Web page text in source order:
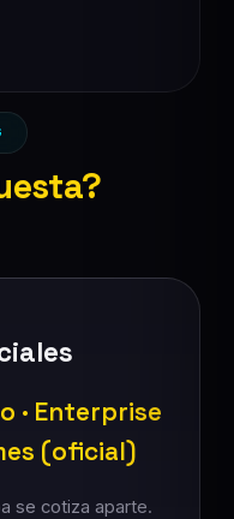
· Enterprise
(oficial)
se cotiza aparte.